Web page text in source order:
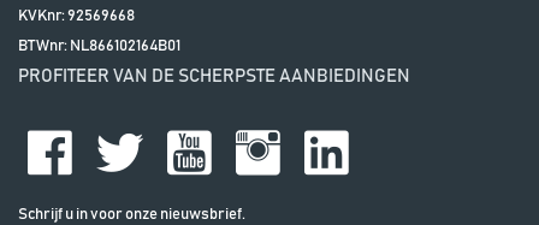
KVKnr: 92569668
BTWnr: NL866102164B01
PROFITEER VAN DE SCHERPSTE AANBIEDINGEN
Schrijf u in voor onze nieuwsbrief.